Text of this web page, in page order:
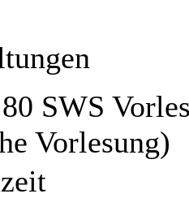
SWS
Vorlesung)